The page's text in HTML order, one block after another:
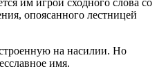
им игрой сходного слова со
опоясанного лестницей
на насилии. Но
имя.